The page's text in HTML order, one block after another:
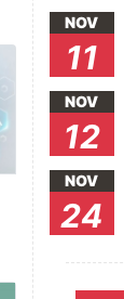
NOV
11
NOV
12
NOV
24